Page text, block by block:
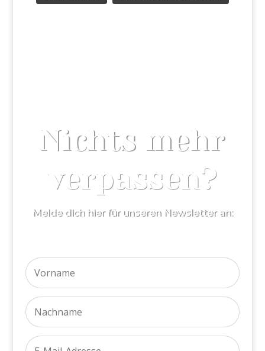
Nichts mehr
verpassen?
Melde dich hier für unseren Newsletter an: